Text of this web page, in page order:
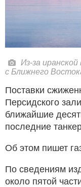
Из-за
с Ближнего
Поставки
Персидского
ближайшие
последние
Об этом пишет
По сведениям
около пятой